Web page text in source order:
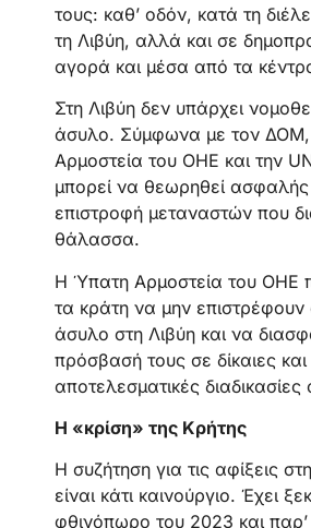
τους: καθ’ οδόν, κατά τη
τη Λιβύη, αλλά και σε
αγορά και μέσα από τα
Στη Λιβύη δεν υπάρχει
άσυλο. Σύμφωνα με τον
Αρμοστεία του ΟΗΕ και την
μπορεί να θεωρηθεί
επιστροφή μεταναστών που
θάλασσα.
Η Ύπατη Αρμοστεία του ΟΗΕ
τα κράτη να μην επιστρέφουν
άσυλο στη Λιβύη και να
πρόσβασή τους σε δίκαιες και
αποτελεσματικές
Η «κρίση» της Κρήτης
Η συζήτηση για τις αφίξεις
είναι κάτι καινούργιο. Έχει
φθινόπωρο του 2023 και